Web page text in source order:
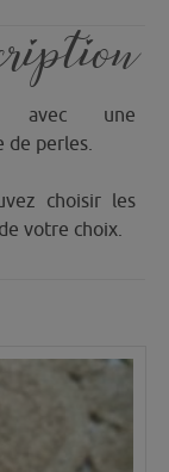
avec une
perles.
choisir les
votre choix.